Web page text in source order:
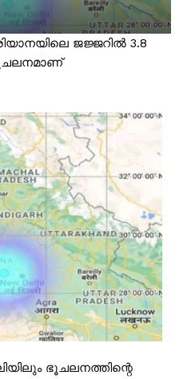
ജജ്ജറിൽ 3.8
ഭൂചലനത്തിന്റെ